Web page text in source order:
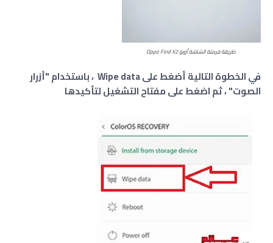
طريقة فرمتة الشاشة أوبو Oppo Find X2
في الخطوة التالية أضغط على Wipe data
، باستخدام "أزرار
الصوت" ، ثم اضغط على مفتاح التشغيل لتأكيدها